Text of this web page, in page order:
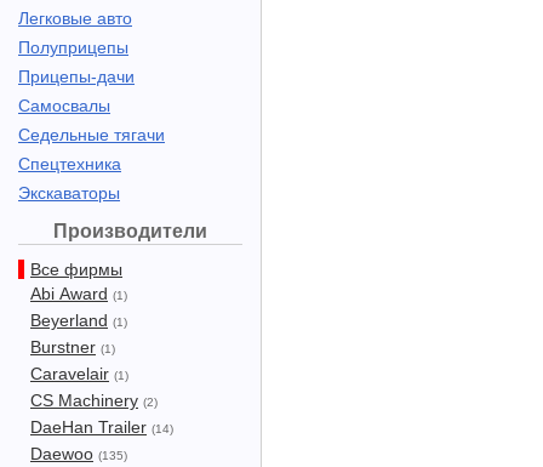
Легковые авто
Полуприцепы
Прицепы-дачи
Самосвалы
Седельные тягачи
Спецтехника
Экскаваторы
Производители
Все фирмы
Abi Award (1)
Beyerland (1)
Burstner (1)
Caravelair (1)
CS Machinery (2)
DaeHan Trailer (14)
Daewoo (135)